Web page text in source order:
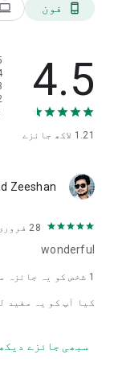
phone_android فون laptop
4.5
1.21 لاکھ جائزے
Zeeshan
28 فروری، 2022
wonderful
1 شخص کو یہ جائزہ مددگار لگا
کیا آپ کو یہ مفید
سبھی جائزے